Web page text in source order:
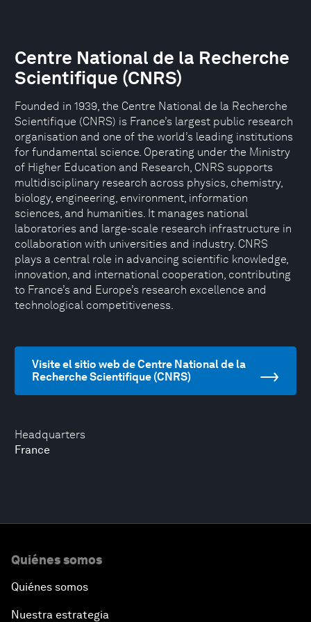
Headquarters
France
Centre National de la Recherche
Scientifique (CNRS)
Founded in 1939, the Centre National de la Recherche
Scientifique (CNRS) is France’s largest public research
organisation and one of the world’s leading institutions
for fundamental science. Operating under the Ministry
of Higher Education and Research, CNRS supports
multidisciplinary research across physics, chemistry,
biology, engineering, environment, information
sciences, and humanities. It manages national
laboratories and large-scale research infrastructure in
collaboration with universities and industry. CNRS
plays a central role in advancing scientific knowledge,
innovation, and international cooperation, contributing
to France’s and Europe’s research excellence and
technological competitiveness.
Visite el sitio web de Centre National de la
Recherche Scientifique (CNRS)
Quiénes somos
Quiénes somos
Nuestra estrategia